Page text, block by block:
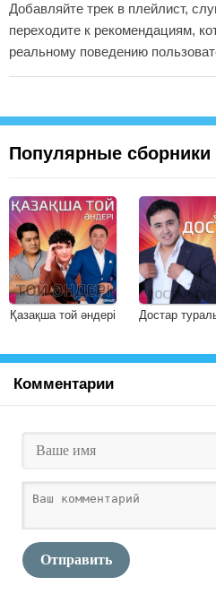
Добавляйте трек в плейлист,
переходите к рекомендациям,
реальному поведению
Популярные сборники
Қазақша той әндері Достар
Комментарии
Отправить